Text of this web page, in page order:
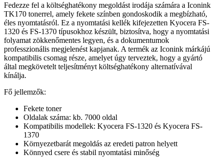
Fedezze fel a költséghatékony megoldást irodája számára a Iconink
TK170 tonerrel, amely fekete színben gondoskodik a megbízható,
éles nyomtatásról. Ez a nyomtatási kellék kifejezetten Kyocera FS-
1320 és FS-1370 típusokhoz készült, biztosítva, hogy a nyomtatási
folyamat zökkenőmentes legyen, és a dokumentumok
professzionális megjelenést kapjanak. A termék az Iconink márkájú
kompatibilis csomag része, amelyet úgy terveztek, hogy a gyártó
által megkövetelt teljesítményt költséghatékony alternatívával
kínálja.
Fő jellemzők:
Fekete toner
Oldalak száma: kb. 7000 oldal
Kompatibilis modellek: Kyocera FS-1320 és Kyocera FS-
1370
Környezetbarát megoldás az eredeti patron helyett
Könnyed csere és stabil nyomtatási minőség